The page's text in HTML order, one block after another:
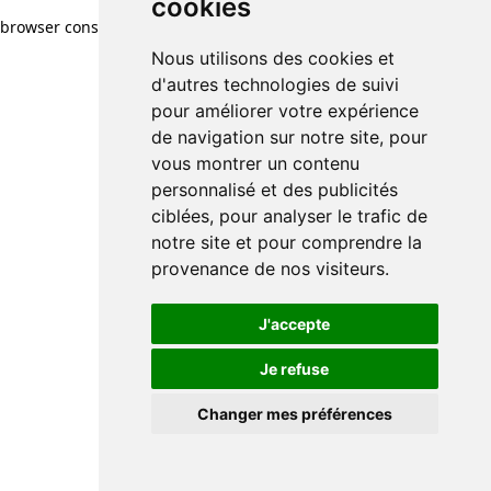
cookies
Nous utilisons des cookies et
d'autres technologies de suivi
pour améliorer votre expérience
de navigation sur notre site, pour
vous montrer un contenu
personnalisé et des publicités
ciblées, pour analyser le trafic de
notre site et pour comprendre la
provenance de nos visiteurs.
J'accepte
Je refuse
Changer mes préférences
browser console for more information)